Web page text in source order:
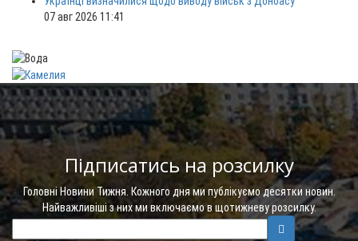
07 авг 2026 11:41
Підписатись на розсилку
Головні Новини Тижня. Кожного дня ми публікуємо десятки новин.
Найважливіші з них ми включаємо в щотижневу розсилку.